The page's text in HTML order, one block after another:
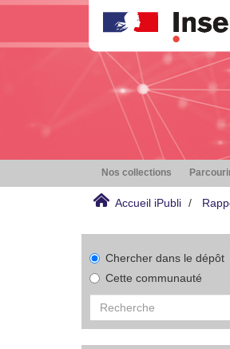
Nos collections
Accueil iPubli
Chercher dans le dépôt
Cette communauté